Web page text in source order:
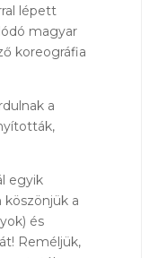
lépett
magyar
koreográfia
a
egyik
köszönjük a
és
Reméljük,